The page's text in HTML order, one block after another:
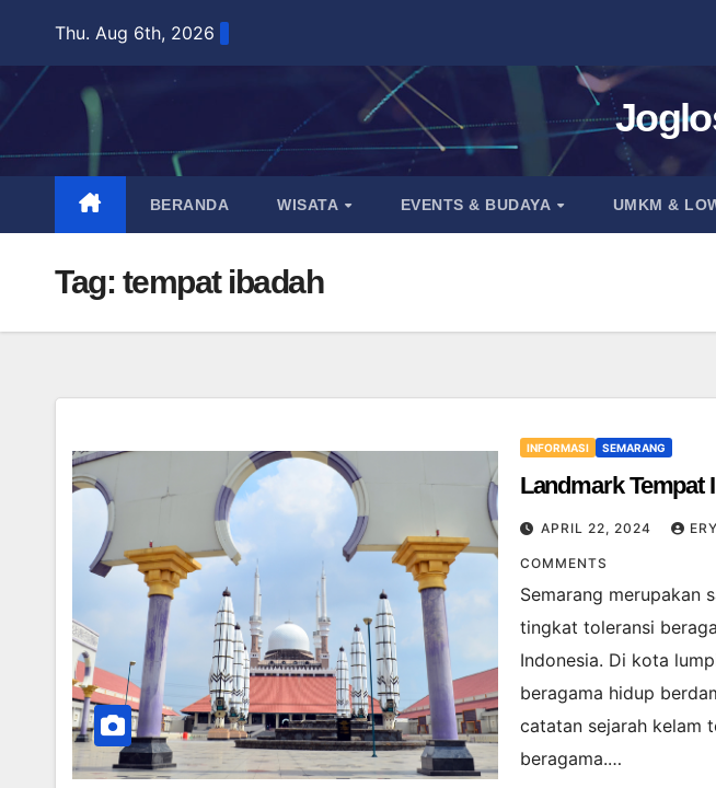
content
Thu. Aug 6th, 2026
BERANDA WISATA EVENTS & BUDAYA UMKM &
Tag: tempat ibadah
INFORMASI SEMARANG
Landmark Tempat
APRIL 22, 2024
COMMENTS
Semarang merupakan
tingkat toleransi
Indonesia. Di kota
beragama hidup
catatan sejarah kelam
beragama.…